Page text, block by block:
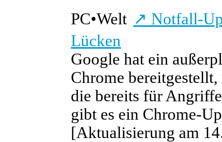
PC•Welt ↗ Notfall-
Lücken
Google hat ein
Chrome
die bereits für
gibt es ein Chrome-
[Aktualisierung am